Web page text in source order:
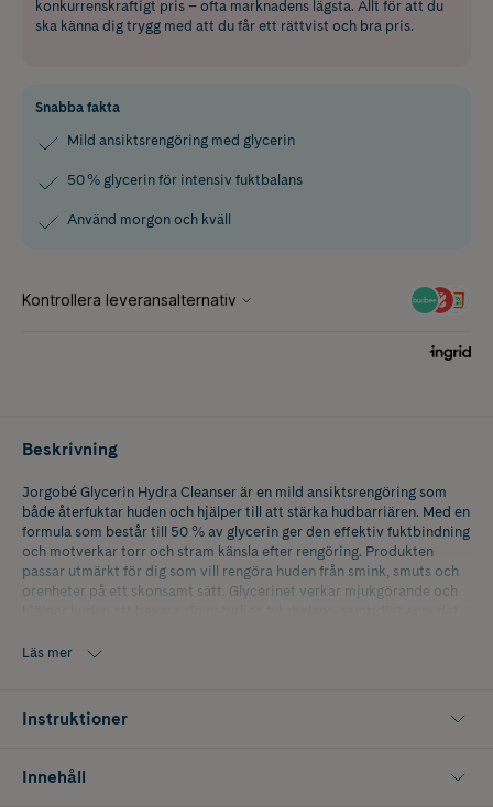
konkurrenskraftigt pris – ofta marknadens lägsta. Allt för att du
ska känna dig trygg med att du får ett rättvist och bra pris.
Snabba fakta
Mild ansiktsrengöring med glycerin
50 % glycerin för intensiv fuktbalans
Använd morgon och kväll
Beskrivning
Jorgobé Glycerin Hydra Cleanser är en mild ansiktsrengöring som
både återfuktar huden och hjälper till att stärka hudbarriären. Med en
formula som består till 50 % av glycerin ger den effektiv fuktbindning
och motverkar torr och stram känsla efter rengöring. Produkten
passar utmärkt för dig som vill rengöra huden från smink, smuts och
orenheter på ett skonsamt sätt. Glycerinet verkar mjukgörande och
glycerin lugnande egenskaper, vilket gör rengöringen extra lämplig
Produkten är vegansk och tillverkad i Danmark.
Läs mer
Instruktioner
Innehåll